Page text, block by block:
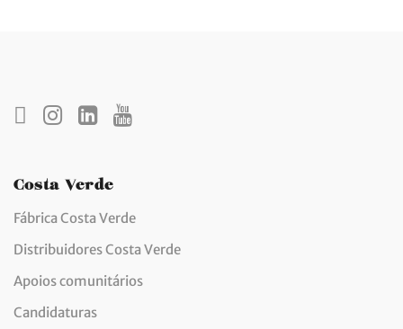
Costa Verde
Fábrica Costa Verde
Distribuidores Costa Verde
Apoios comunitários
Candidaturas